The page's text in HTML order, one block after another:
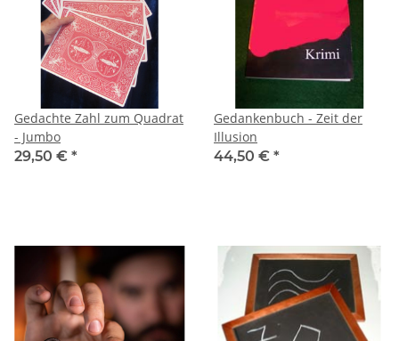
Gedachte Zahl zum Quadrat
- Jumbo
29,50 € *
Gedankenbuch - Zeit der
Illusion
44,50 € *